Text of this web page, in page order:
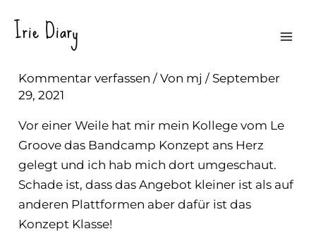
Inhalt
Irie Diary
Bandcamp
Kommentar verfassen / Von mj/ September
29, 2021
Vor einer Weile hat mir mein Kollege vom Le
Groove das Bandcamp Konzept ans Herz
gelegt und ich hab mich dort umgeschaut.
Schade ist, dass das Angebot kleiner ist als auf
anderen Plattformen aber dafür ist das
Konzept Klasse!